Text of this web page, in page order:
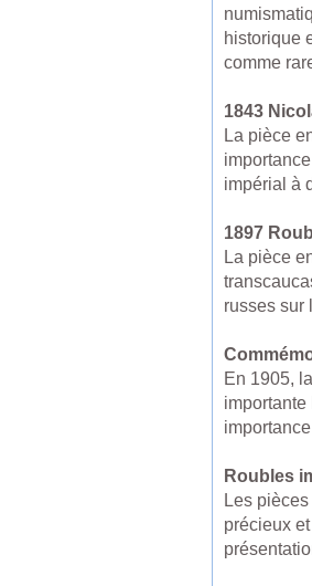
historique
comme
1843
La pièce
impérial à
1897
La pièce
russes sur
En 1905,
Roubles
Les
précieux